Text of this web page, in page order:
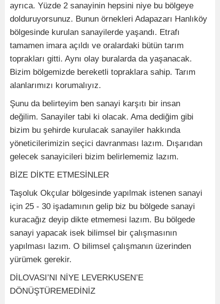
ayrıca. Yüzde 2 sanayinin hepsini niye bu bölgeye
dolduruyorsunuz. Bunun örnekleri Adapazarı Hanlıköy
bölgesinde kurulan sanayilerde yaşandı. Etrafı
tamamen imara açıldı ve oralardaki bütün tarım
toprakları gitti. Aynı olay buralarda da yaşanacak.
Bizim bölgemizde bereketli topraklara sahip. Tarım
alanlarımızı korumalıyız.
Şunu da belirteyim ben sanayi karşıtı bir insan
değilim. Sanayiler tabi ki olacak. Ama dediğim gibi
bizim bu şehirde kurulacak sanayiler hakkında
yöneticilerimizin seçici davranması lazım. Dışarıdan
gelecek sanayicileri bizim belirlememiz lazım.
BİZE DİKTE ETMESİNLER
Taşoluk Okçular bölgesinde yapılmak istenen sanayi
için 25 - 30 işadamının gelip biz bu bölgede sanayi
kuracağız deyip dikte etmemesi lazım. Bu bölgede
sanayi yapacak isek bilimsel bir çalışmasının
yapılması lazım. O bilimsel çalışmanın üzerinden
yürümek gerekir.
DİLOVASI’NI NİYE LEVERKUSEN’E
DÖNÜŞTÜREMEDİNİZ